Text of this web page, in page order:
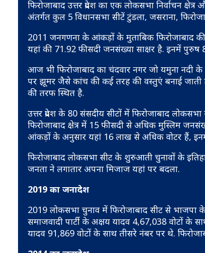
फिरोजाबाद उत्तर प्रदेश का एक लोकसभा निर्वाचन
अंतर्गत कुल 5 विधानसभा सीटें टुंडला, जसराना,
2011 जनगणना के आंकड़ों के मुताबिक फिरोजाबाद
यहां की 71.92 फीसदी जनसंख्या साक्षर है. इनमें पुरुष
आज भी फिरोजाबाद का चंदवार नगर जो यमुना नदी के
पर झूमर जैसे कांच की कई तरह की वस्तुएं बनाई जाती
की तरफ स्थित है.
उत्तर प्रदेश के 80 संसदीय सीटों में फिरोजाबाद
फिरोजाबाद क्षेत्र में 15 फीसदी से अधिक मुस्लिम
आंकड़ों के अनुसार यहां 16 लाख से अधिक वोटर हैं,
फिरोजाबाद लोकसभा सीट के शुरुआती चुनावों के
जनता ने लगातार अपना मिजाज यहां पर बदला.
2019 का जनादेश
2019 लोकसभा चुनाव में फिरोजाबाद सीट से भाजपा
समाजवादी पार्टी के अक्षय यादव 4,67,038 वोटों के
यादव 91,869 वोटों के साथ तीसरे नंबर पर थे.